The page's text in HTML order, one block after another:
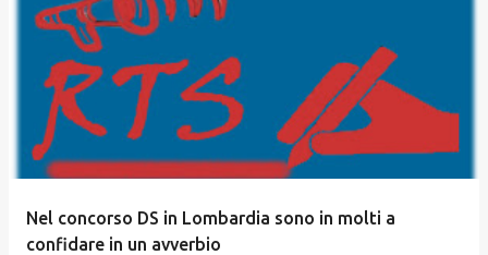
Nel concorso DS in Lombardia sono in molti a
confidare in un avverbio